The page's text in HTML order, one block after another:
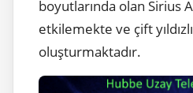
boyutlarında olan Sirius A
etkilemekte ve çift
oluşturmaktadır.